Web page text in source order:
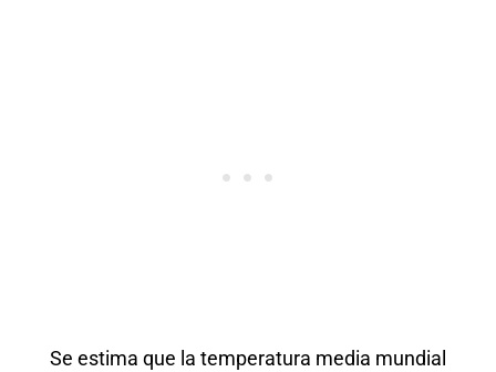
Se estima que la temperatura media mundial